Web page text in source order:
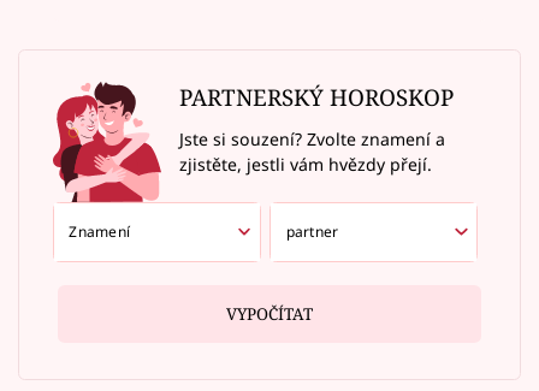
PARTNERSKÝ HOROSKOP
Jste si souzení? Zvolte znamení a
zjistěte, jestli vám hvězdy přejí.
VYPOČÍTAT